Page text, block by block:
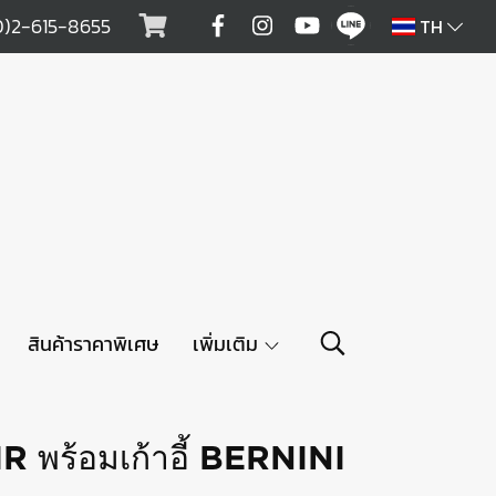
615-8655 TH
สินค้าราคาพิเศษ เพิ่มเติม
พร้อมเก้าอี้ BERNINI